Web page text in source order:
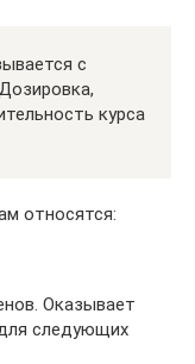
с
курса
относятся:
Оказывает
следующих